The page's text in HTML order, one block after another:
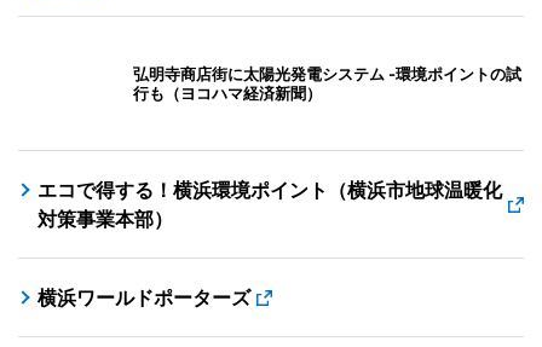
弘明寺商店街に太陽光発電システム -環境ポイントの試
行も（ヨコハマ経済新聞）
エコで得する！横浜環境ポイント（横浜市地球温暖化
対策事業本部）
横浜ワールドポーターズ